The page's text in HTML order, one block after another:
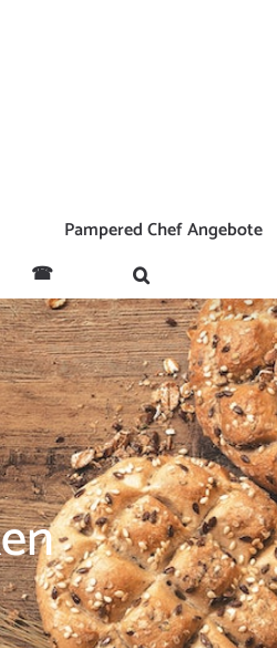
Pampered Chef Angebote
☎